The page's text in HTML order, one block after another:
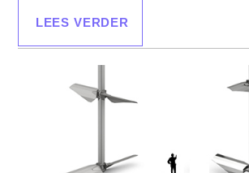
LEES VERDER